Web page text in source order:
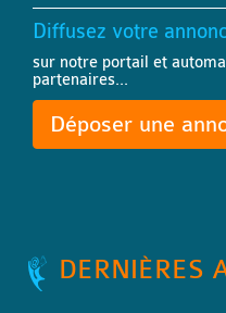
Diffusez votre
sur notre portail et
partenaires...
Déposer une
DERNIÈRES